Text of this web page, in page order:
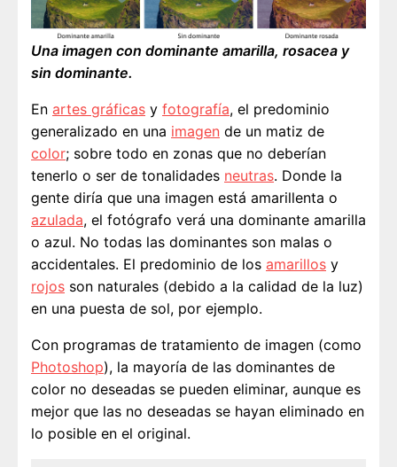
Una imagen con dominante amarilla, rosacea y
sin dominante.
En artes gráficas y fotografía, el predominio
generalizado en una imagen de un matiz de
color; sobre todo en zonas que no deberían
tenerlo o ser de tonalidades neutras. Donde la
gente diría que una imagen está amarillenta o
azulada, el fotógrafo verá una dominante amarilla
o azul. No todas las dominantes son malas o
accidentales. El predominio de los amarillos y
rojos son naturales (debido a la calidad de la luz)
en una puesta de sol, por ejemplo.
Con programas de tratamiento de imagen (como
Photoshop), la mayoría de las dominantes de
color no deseadas se pueden eliminar, aunque es
mejor que las no deseadas se hayan eliminado en
lo posible en el original.